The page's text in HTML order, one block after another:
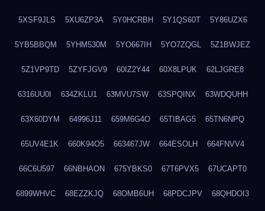
5XSF9JLS 5XU6ZP3A 5Y0HCRBH 5Y1QS60T 5Y86UZX6
5YB5BBQM 5YHM530M 5YO667IH 5YO7ZQGL 5Z1BWJEZ
5Z1VP9TD 5ZYFJGV9 60IZ2Y44 60X8LPUK 62LJGRE8
6316UU0I 634ZKLU1 63MVU7SW 63SPQINX 63WDQUHH
63X60DYM 64996J11 659M6G4O 65TIBAG5 65TN6NPQ
65UV4E1K 660K94O5 663467JW 664ESOLH 664FNVV4
66C6U597 66NBHAON 675YBKS0 67T6PVX5 67UCAPT0
6899WHVC 68EZZKJQ 68OMB6UH 68PDCJPV 68QHDOI3